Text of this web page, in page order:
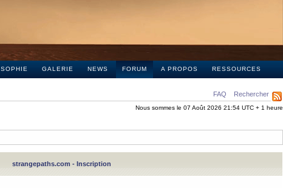
GALERIE NEWS FORUM A PROPOS RESSOURCES
FAQ Rechercher
Nous sommes le 07 Août 2026 21:54 UTC + 1 heure
strangepaths.com - Inscription